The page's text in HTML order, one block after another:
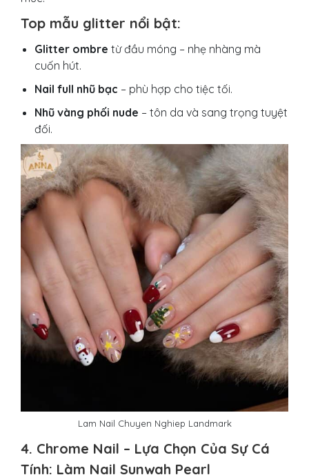
Top mẫu glitter nổi bật:
Glitter ombre từ đầu móng – nhẹ nhàng mà
cuốn hút.
Nail full nhũ bạc – phù hợp cho tiệc tối.
Nhũ vàng phối nude – tôn da và sang trọng tuyệt
đối.
Lam Nail Chuyen Nghiep Landmark
4. Chrome Nail – Lựa Chọn Của Sự Cá
Tính: Làm Nail Sunwah Pearl